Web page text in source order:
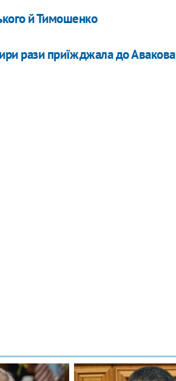
й Тимошенко
рази приїжджала до Авакова